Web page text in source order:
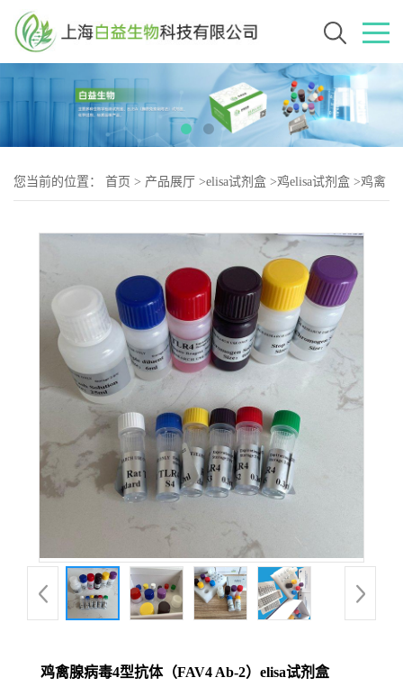
您当前的位置： 首页 > 产品展厅 >elisa试剂盒 >鸡elisa试剂盒 >鸡禽
鸡禽腺病毒4型抗体（FAV4 Ab-2）elisa试剂盒